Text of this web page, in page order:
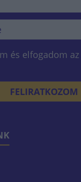
és elfogadom az
FELIRATKOZOM